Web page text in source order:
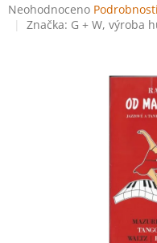
Průměrné
hodnocení
Neohodnoceno
Značka: G + W, výroba